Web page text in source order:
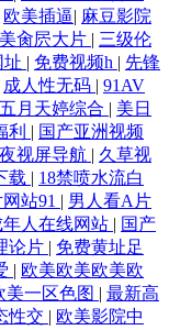
欧美插逼| 麻豆影院
肏屄大片 | 三级伦
址 | 免费视频h | 先锋
成人性无码 | 91AV
五月天婷综合 | 美日
利 | 国产亚洲视频
视屏导航 | 久草视
载 | 18禁喷水流白
站91 | 男人看A片
年人在线网站 | 国产
论片 | 免费黄址足
| 欧美欧美欧美欧
美一区色图 | 最新高
性交 | 欧美影院中